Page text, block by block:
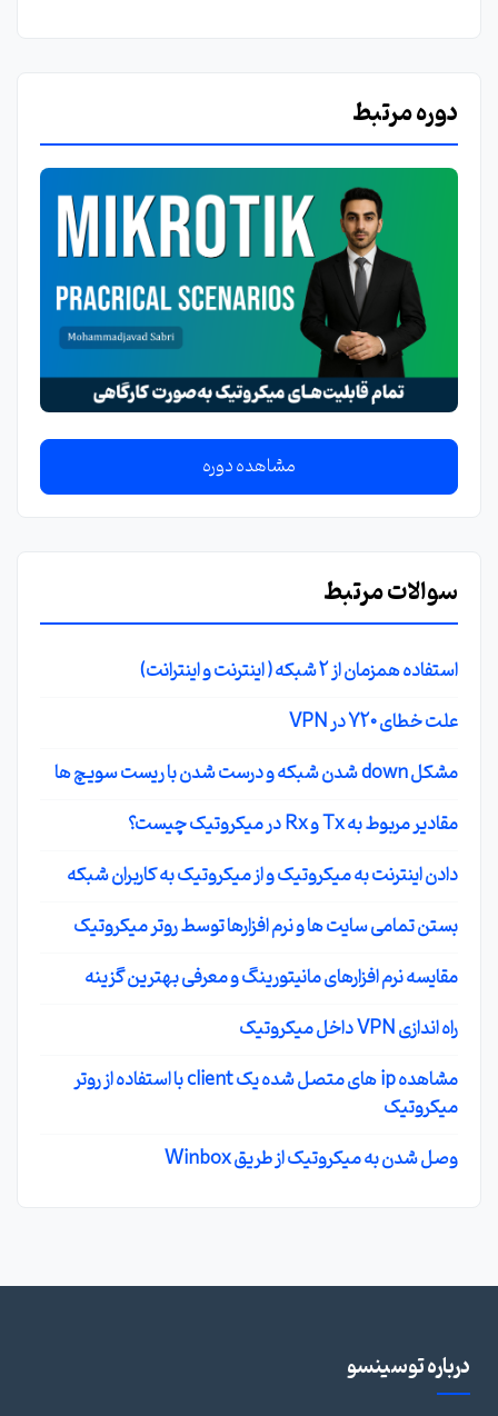
دوره مرتبط
مشاهده دوره
سوالات مرتبط
استفاده همزمان از 2 شبکه ( اینترنت و اینترانت)
علت خطای 720 در VPN
مشکل down شدن شبکه و درست شدن با ریست سویچ ها
مقادیر مربوط به Tx و Rx در میکروتیک چیست؟
دادن اینترنت به میکروتیک و از میکروتیک به کاربران شبکه
بستن تمامی سایت ها و نرم افزارها توسط روتر میکروتیک
مقایسه نرم افزارهای مانیتورینگ و معرفی بهترین گزینه
راه اندازی VPN داخل میکروتیک
مشاهده ip های متصل شده یک client با استفاده از روتر
میکروتیک
وصل شدن به میکروتیک از طریق Winbox
درباره توسینسو